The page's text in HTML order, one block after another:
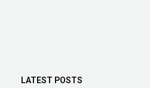
LATEST POSTS